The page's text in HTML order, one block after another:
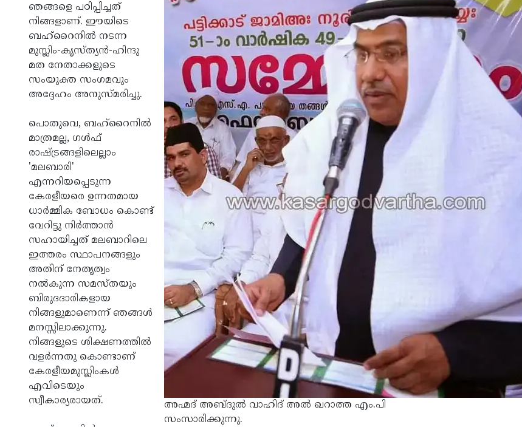
അഹ്മദ് അബ്ദുല്‍ വാഹിദ് അല്‍ ഖറാത്ത എം.പി
സംസാരിക്കുന്നു.
ഞങ്ങളെ പഠിപ്പിച്ചത്
നിങ്ങളാണ്. ഈയിടെ
ബഹ്‌റൈനില്‍ നടന്ന
മുസ്ലിം-കൃസ്ത്യന്‍-ഹിന്ദു
മത നേതാക്കളുടെ
സംയുക്ത സംഗമവും
അദ്ദേഹം അനുസ്മരിച്ചു.
പൊതുവെ, ബഹ്‌റൈനില്‍
മാത്രമല്ല, ഗള്‍ഫ്
രാഷ്ട്രങ്ങളിലെല്ലാം
'മലബാരി'
എന്നറിയപ്പെടുന്ന
കേരളീയരെ ഉന്നതമായ
ധാര്‍മ്മിക ബോധം കൊണ്ട്
വേറിട്ടു നിര്‍ത്താന്‍
സഹായിച്ചത് മലബാറിലെ
ഇത്തരം സ്ഥാപനങ്ങളും
അതിന് നേതൃത്വം
നല്‍കുന്ന സമസ്തയും
ബിരുദദാരികളായ
നിങ്ങളുമാണെന്ന് ഞങ്ങള്‍
മനസ്സിലാക്കുന്നു.
നിങ്ങളുടെ ശിക്ഷണത്തില്‍
വളര്‍ന്നതു കൊണ്ടാണ്
കേരളീയമുസ്ലിംകള്‍
എവിടെയും
സ്വീകാര്യരായത്.